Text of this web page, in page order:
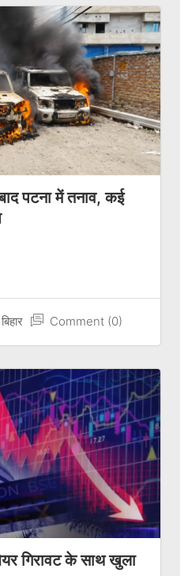
पटना में तनाव, कई
बिहार Comment (0)
गिरावट के साथ खुला